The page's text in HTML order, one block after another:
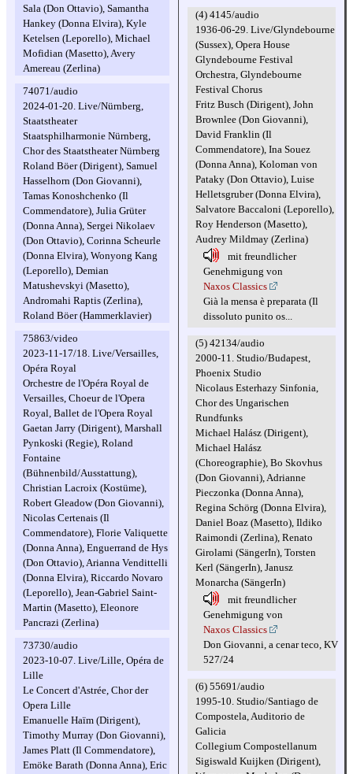
Sala (Don Ottavio), Samantha
Hankey (Donna Elvira), Kyle
Ketelsen (Leporello), Michael
Mofidian (Masetto), Avery
Amereau (Zerlina)
74071/audio
2024-01-20. Live/Nürnberg,
Staatstheater
Staatsphilharmonie Nürnberg,
Chor des Staatstheater Nürnberg
Roland Böer (Dirigent), Samuel
Hasselhorn (Don Giovanni),
Tamas Konoshchenko (Il
Commendatore), Julia Grüter
(Donna Anna), Sergei Nikolaev
(Don Ottavio), Corinna Scheurle
(Donna Elvira), Wonyong Kang
(Leporello), Demian
Matushevskyi (Masetto),
Andromahi Raptis (Zerlina),
Roland Böer (Hammerklavier)
75863/video
2023-11-17/18. Live/Versailles,
Opéra Royal
Orchestre de l'Opéra Royal de
Versailles, Choeur de l'Opera
Royal, Ballet de l'Opera Royal
Gaetan Jarry (Dirigent), Marshall
Pynkoski (Regie), Roland
Fontaine
(Bühnenbild/Ausstattung),
Christian Lacroix (Kostüme),
Robert Gleadow (Don Giovanni),
Nicolas Certenais (Il
Commendatore), Florie Valiquette
(Donna Anna), Enguerrand de Hys
(Don Ottavio), Arianna Vendittelli
(Donna Elvira), Riccardo Novaro
(Leporello), Jean-Gabriel Saint-
Martin (Masetto), Eleonore
Pancrazi (Zerlina)
73730/audio
2023-10-07. Live/Lille, Opéra de
Lille
Le Concert d'Astrée, Chor der
Opera Lille
Emanuelle Haïm (Dirigent),
Timothy Murray (Don Giovanni),
James Platt (Il Commendatore),
Emöke Barath (Donna Anna), Eric
(4) 4145/audio
1936-06-29. Live/Glyndebourne
(Sussex), Opera House
Glyndebourne Festival
Orchestra, Glyndebourne
Festival Chorus
Fritz Busch (Dirigent), John
Brownlee (Don Giovanni),
David Franklin (Il
Commendatore), Ina Souez
(Donna Anna), Koloman von
Pataky (Don Ottavio), Luise
Helletsgruber (Donna Elvira),
Salvatore Baccaloni (Leporello),
Roy Henderson (Masetto),
Audrey Mildmay (Zerlina)
mit freundlicher
Genehmigung von
Naxos Classics
Già la mensa è preparata (Il
dissoluto punito os...
(5) 42134/audio
2000-11. Studio/Budapest,
Phoenix Studio
Nicolaus Esterhazy Sinfonia,
Chor des Ungarischen
Rundfunks
Michael Halász (Dirigent),
Michael Halász
(Choreographie), Bo Skovhus
(Don Giovanni), Adrianne
Pieczonka (Donna Anna),
Regina Schörg (Donna Elvira),
Daniel Boaz (Masetto), Ildiko
Raimondi (Zerlina), Renato
Girolami (SängerIn), Torsten
Kerl (SängerIn), Janusz
Monarcha (SängerIn)
mit freundlicher
Genehmigung von
Naxos Classics
Don Giovanni, a cenar teco, KV
527/24
(6) 55691/audio
1995-10. Studio/Santiago de
Compostela, Auditorio de
Galicia
Collegium Compostellanum
Sigiswald Kuijken (Dirigent),